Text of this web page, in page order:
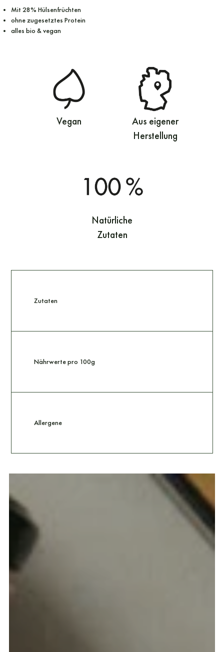
Mit 28% Hülsenfrüchten
ohne zugesetztes Protein
alles bio & vegan
Vegan
Aus eigener
Herstellung
Natürliche
Zutaten
Zutaten
Nährwerte pro 100g
Allergene